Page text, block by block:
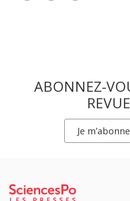
ABONNEZ-
Je m’abonne